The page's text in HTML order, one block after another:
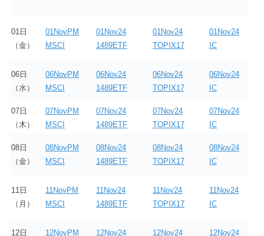
01日
（金）
01NovPM
MSCI
01Nov24
1489ETF
01Nov24
TOPIX17
01Nov24
IC
06日
（水）
06NovPM
MSCI
06Nov24
1489ETF
06Nov24
TOPIX17
06Nov24
IC
07日
（木）
07NovPM
MSCI
07Nov24
1489ETF
07Nov24
TOPIX17
07Nov24
IC
08日
（金）
08NovPM
MSCI
08Nov24
1489ETF
08Nov24
TOPIX17
08Nov24
IC
11日
（月）
11NovPM
MSCI
11Nov24
1489ETF
11Nov24
TOPIX17
11Nov24
IC
12日
12NovPM
12Nov24
12Nov24
12Nov24